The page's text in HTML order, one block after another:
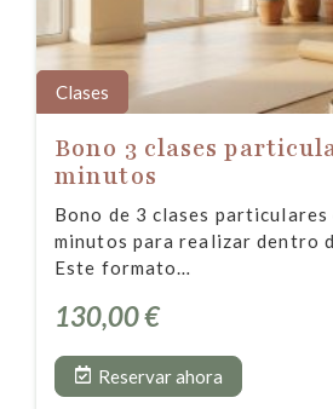
Clases
Bono 3 clases
minutos
Bono de 3 clases particulares
minutos para realizar dentro
Este formato…
130,00€
Reservar ahora